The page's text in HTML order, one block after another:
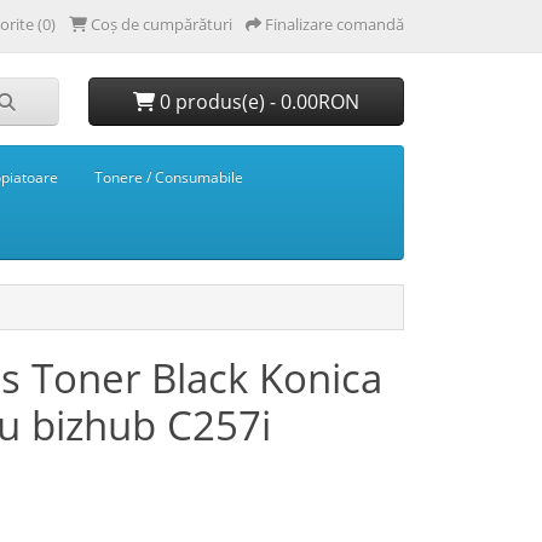
(0) Coș de cumpărături Finalizare comandă
0 produs(e) - 0.00RON
Tonere / Consumabile
Toner Black Konica
bizhub C257i